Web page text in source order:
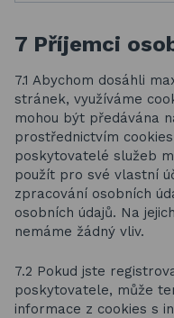
7 Příjemci
7.1 Abychom dosáhli
stránek, využíváme
mohou být předávána
prostřednictvím
poskytovatelé služeb
použít pro své vlastní
zpracování osobních
osobních údajů. Na
nemáme žádný vliv.
7.2 Pokud jste
poskytovatele, může
informace z cookies s